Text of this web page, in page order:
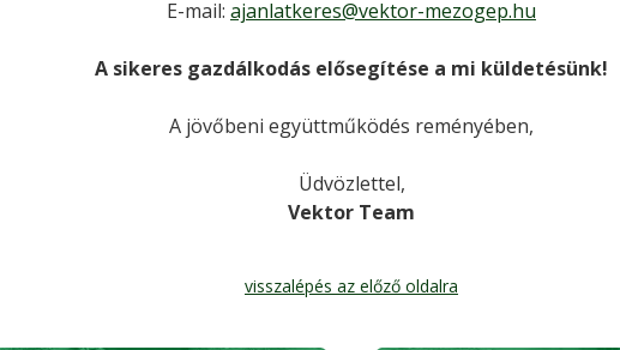
E-mail: ajanlatkeres@vektor-mezogep.hu
A sikeres gazdálkodás elősegítése a mi küldetésünk!
A jövőbeni együttműködés reményében,
Üdvözlettel,
Vektor Team
visszalépés az előző oldalra